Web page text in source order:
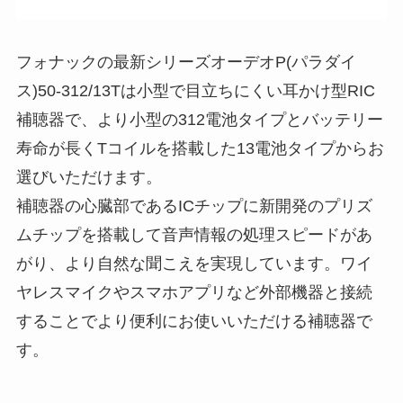
フォナックの最新シリーズオーデオP(パラダイ
ス)50-312/13Tは小型で目立ちにくい耳かけ型RIC
補聴器で、より小型の312電池タイプとバッテリー
寿命が長くTコイルを搭載した13電池タイプからお
選びいただけます。
補聴器の心臓部であるICチップに新開発のプリズ
ムチップを搭載して音声情報の処理スピードがあ
がり、より自然な聞こえを実現しています。ワイ
ヤレスマイクやスマホアプリなど外部機器と接続
することでより便利にお使いいただける補聴器で
す。